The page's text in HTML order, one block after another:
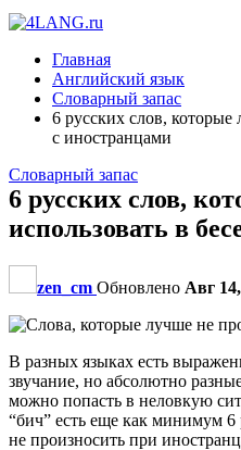
Главная
Английский язык
Словарный запас
6 русских слов, которые
с иностранцами
Словарный запас
6 русских слов,
использовать в
zen_cm Обновлено Авг
В разных языках есть
звучание, но абсолютно
можно попасть в неловкую
“бич” есть еще как минимум
не произносить при